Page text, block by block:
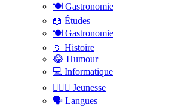
🍽️ Gastronomie
📖 Études
🍽️ Gastronomie
🏺 Histoire
😂 Humour
💻 Informatique
🤸🏽‍♀️ Jeunesse
🗣 Langues